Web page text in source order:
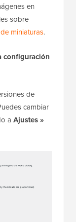
en
sobre
miniaturas.
configuración
de
cambiar
a Ajustes »